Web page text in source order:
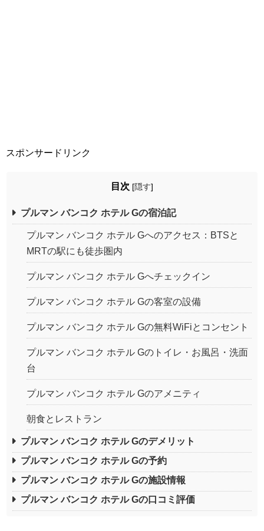
スポンサードリンク
目次 [隠す]
プルマン バンコク ホテル Gの宿泊記
プルマン バンコク ホテル Gへのアクセス：BTSと
MRTの駅にも徒歩圏内
プルマン バンコク ホテル Gへチェックイン
プルマン バンコク ホテル Gの客室の設備
プルマン バンコク ホテル Gの無料WiFiとコンセント
プルマン バンコク ホテル Gのトイレ・お風呂・洗面
台
プルマン バンコク ホテル Gのアメニティ
朝食とレストラン
プルマン バンコク ホテル Gのデメリット
プルマン バンコク ホテル Gの予約
プルマン バンコク ホテル Gの施設情報
プルマン バンコク ホテル Gの口コミ評価